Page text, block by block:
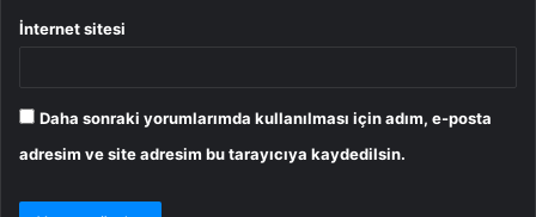
İnternet sitesi
Daha sonraki yorumlarımda kullanılması için adım, e-posta
adresim ve site adresim bu tarayıcıya kaydedilsin.